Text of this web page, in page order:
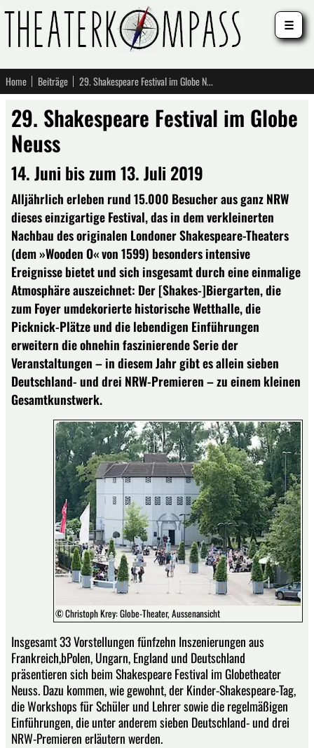
Home Beiträge 29. Shakespeare Festival im Globe Neuss
29. Shakespeare Festival im Globe
Neuss
14. Juni bis zum 13. Juli 2019
Alljährlich erleben rund 15.000 Besucher aus ganz NRW
dieses einzigartige Festival, das in dem verkleinerten
Nachbau des originalen Londoner Shakespeare-Theaters
(dem »Wooden O« von 1599) besonders intensive
Ereignisse bietet und sich insgesamt durch eine einmalige
Atmosphäre auszeichnet: Der [Shakes-]Biergarten, die
zum Foyer umdekorierte historische Wetthalle, die
Picknick-Plätze und die lebendigen Einführungen
erweitern die ohnehin faszinierende Serie der
Veranstaltungen – in diesem Jahr gibt es allein sieben
Deutschland- und drei NRW-Premieren – zu einem kleinen
Gesamtkunstwerk.
© Christoph Krey: Globe-Theater, Aussenansicht
Insgesamt 33 Vorstellungen fünfzehn Inszenierungen aus
Frankreich,bPolen, Ungarn, England und Deutschland
präsentieren sich beim Shakespeare Festival im Globetheater
Neuss. Dazu kommen, wie gewohnt, der Kinder-Shakespeare-Tag,
die Workshops für Schüler und Lehrer sowie die regelmäßigen
Einführungen, die unter anderem sieben Deutschland- und drei
NRW-Premieren erläutern werden.
☰